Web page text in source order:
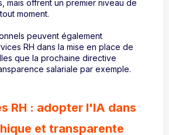
mais offrent un premier niveau de
moment.
peuvent également
RH dans la mise en place de
que la prochaine directive
salariale par exemple.
RH : adopter l'IA dans
et transparente